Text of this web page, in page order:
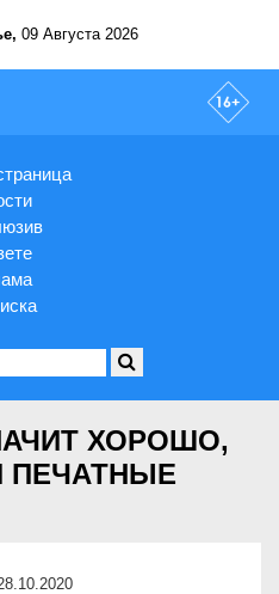
09 Августа 2026
ХОРОШО,
ПЕЧАТНЫЕ